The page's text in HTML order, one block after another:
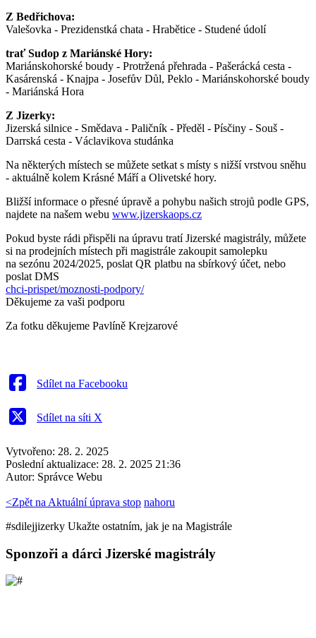
Z Bedřichova:
Valešovka - Prezidenstká chata - Hrabětice - Studené údolí
trať Sudop z Mariánské Hory:
Mariánskohorské boudy - Protržená přehrada - Pašerácká cesta -
Kasárenská - Knajpa - Josefův Důl, Peklo - Mariánskohorské boudy
- Mariánská Hora
Z Jizerky:
Jizerská silnice - Smědava - Paličník - Předěl - Písčiny - Souš -
Darrská cesta - Václavikova studánka
Na některých místech se můžete setkat s místy s nižší vrstvou sněhu
- aktuálně kolem Krásné Máří a Olivetské hory.
Bližší informace o přesné úpravě a pohybu našich strojů podle GPS,
najdete na našem webu www.jizerskaops.cz
Pokud byste rádi přispěli na úpravu tratí Jizerské magistrály, můžete
si na prodejních místech při magistrále zakoupit samolepku
na sezónu 2024/2025, poslat QR platbu na sbírkový účet, nebo
poslat DMS
chci-prispet/moznosti-podpory/
Děkujeme za vaši podporu
Za fotku děkujeme Pavlíně Krejzarové
Sdílet na Facebooku
Sdílet na síti X
Vytvořeno: 28. 2. 2025
Poslední aktualizace: 28. 2. 2025 21:36
Autor: Správce Webu
<Zpět na Aktuální úprava stop nahoru
#sdilejjizerky Ukažte ostatním, jak je na Magistrále
Sponzoři a dárci Jizerské magistrály